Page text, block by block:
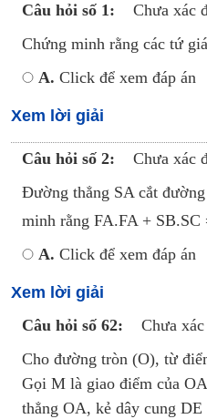
Câu hỏi số 1:
Chưa xác
Chứng minh rằng các tứ
A. Click để xem đáp án
Xem lời giải
Câu hỏi số 2:
Chưa xác
Đường thẳng SA cắt
minh rằng FA.FA + SB.SC
A. Click để xem đáp án
Xem lời giải
Câu hỏi số 62:
Chưa
Cho đường tròn (O), từ
Gọi M là giao điểm của
thẳng OA, kẻ dây cung